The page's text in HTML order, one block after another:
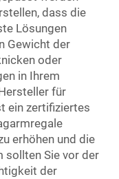
dass die
Lösungen
Gewicht der
oder
in Ihrem
für
ein zertifiziertes
erhöhen und die
sollten Sie vor der
der